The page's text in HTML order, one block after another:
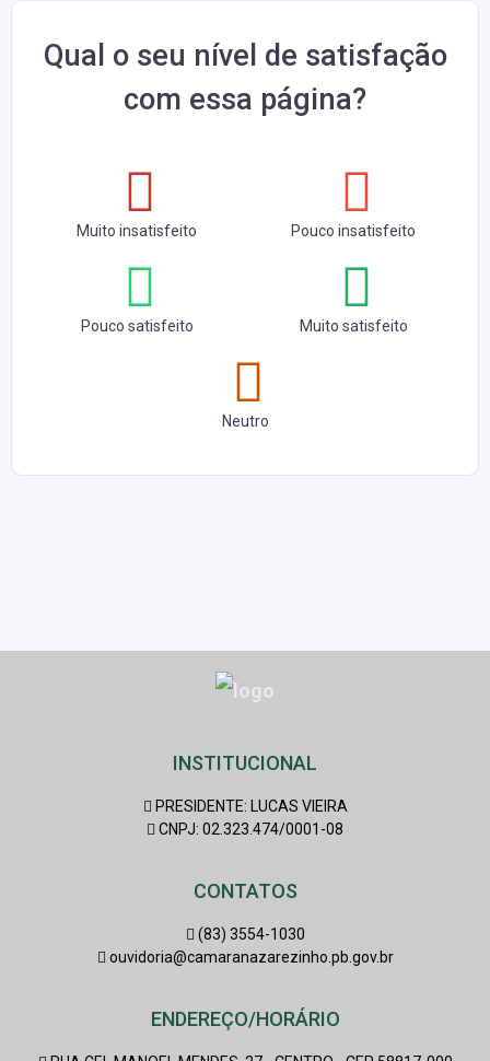
Qual o seu nível de satisfação
com essa página?
Muito insatisfeito Pouco insatisfeito
Neutro
Pouco satisfeito Muito satisfeito
INSTITUCIONAL
PRESIDENTE: LUCAS VIEIRA
CNPJ: 02.323.474/0001-08
CONTATOS
(83) 3554-1030
ouvidoria@camaranazarezinho.pb.gov.br
ENDEREÇO/HORÁRIO